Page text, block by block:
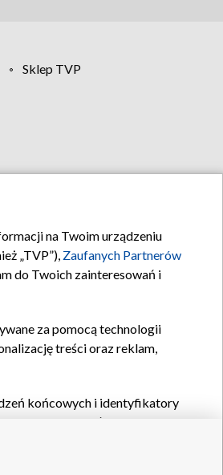
Sklep TVP
na Twoim urządzeniu
„TVP”), Zaufanych Partnerów
do Twoich zainteresowań i
za pomocą technologii
treści oraz reklam,
końcowych i identyfikatory
oraz pozostałych
spersonalizowanych
reklam, pomiaru wydajności